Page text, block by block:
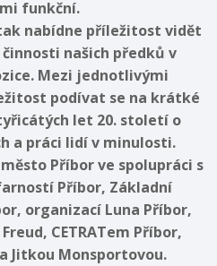
funkční.
nabídne příležitost vidět
našich předků v
Mezi jednotlivými
podívat se na krátké
let 20. století o
a práci lidí v minulosti.
Příbor ve spolupráci s
Příbor, Základní
organizací Luna Příbor,
CETRATem Příbor,
Jitkou Monsportovou.